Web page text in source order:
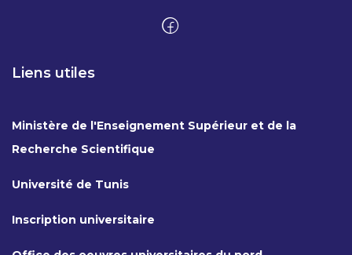
Liens utiles
Ministère de l'Enseignement Supérieur et de la
Recherche Scientifique
Université de Tunis
Inscription universitaire